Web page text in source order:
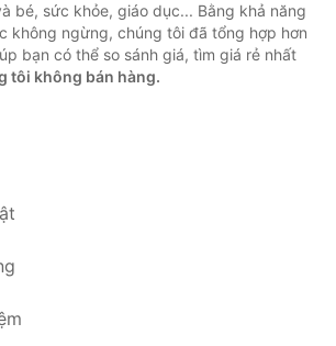
bé, sức khỏe, giáo dục... Bằng khả năng
không ngừng, chúng tôi đã tổng hợp hơn
bạn có thể so sánh giá, tìm giá rẻ nhất
tôi không bán hàng.